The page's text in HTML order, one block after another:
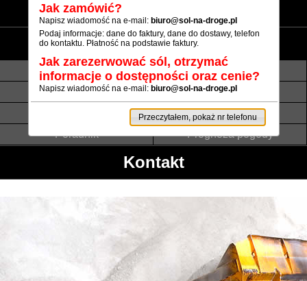
Sól luzem
Informacje
Transport luzem
Termin realizacji
Płatność
Atesty i referencje
Poradnik
Prognoza pogody
Kontakt
Jak zamówić?
Napisz wiadomość na e-mail: biuro@sol-na-droge.pl
Podaj informacje: dane do faktury, dane do dostawy, telefon
do kontaktu. Płatność na podstawie faktury.
Jak zarezerwować sól, otrzymać
informacje o dostępności oraz cenie?
Napisz wiadomość na e-mail: biuro@sol-na-droge.pl
Przeczytałem, pokaż nr telefonu